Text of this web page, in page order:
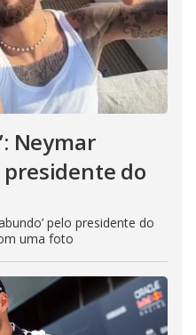
Neymar
do
pelo presidente do
uma foto